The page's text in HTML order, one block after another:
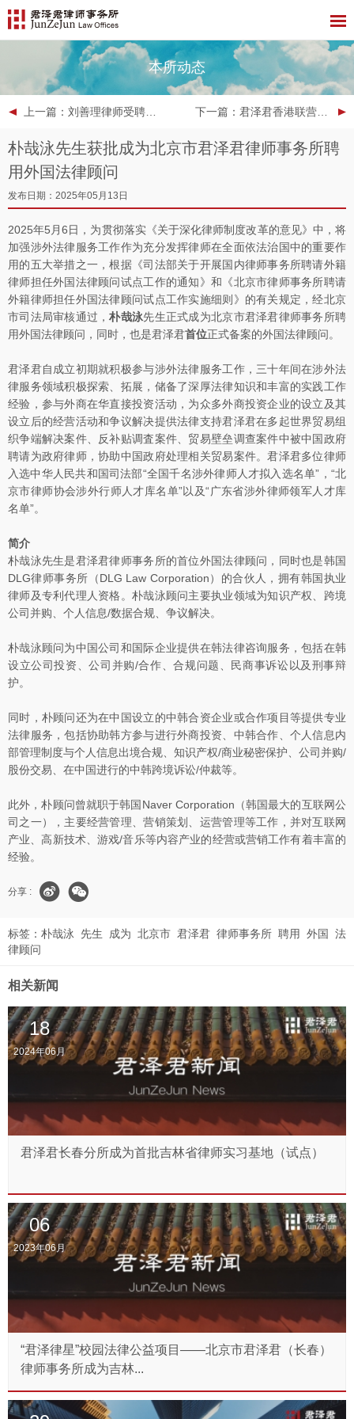
本所动态
上一篇 ：刘善理律师受聘为“福州市中级人民法院商事纠纷特邀调解员”兼“福州法院营商环境观察员” 下一篇 ：君泽君香港联营所荣获ALB Asia 2025香港精品律所
朴哉泳先生获批成为北京市君泽君律师事务所聘
用外国法律顾问
发布日期：2025年05月13日
2025年5月6日，为贯彻落实《关于深化律师制度改革的意见》中，将
加强涉外法律服务工作作为充分发挥律师在全面依法治国中的重要作
用的五大举措之一，根据《司法部关于开展国内律师事务所聘请外籍
律师担任外国法律顾问试点工作的通知》和《北京市律师事务所聘请
外籍律师担任外国法律顾问试点工作实施细则》的有关规定，经北京
市司法局审核通过，朴哉泳先生正式成为北京市君泽君律师事务所聘
用外国法律顾问，同时，也是君泽君首位正式备案的外国法律顾问。
君泽君自成立初期就积极参与涉外法律服务工作，三十年间在涉外法
律服务领域积极探索、拓展，储备了深厚法律知识和丰富的实践工作
经验，参与外商在华直接投资活动，为众多外商投资企业的设立及其
设立后的经营活动和争议解决提供法律支持君泽君在多起世界贸易组
织争端解决案件、反补贴调査案件、贸易壁垒调查案件中被中国政府
聘请为政府律师，协助中国政府处理相关贸易案件。君泽君多位律师
入选中华人民共和国司法部“全国千名涉外律师人才拟入选名单”，“北
京市律师协会涉外行师人才库名单”以及“广东省涉外律师领军人才库
名单”。
简介
朴哉泳先生是君泽君律师事务所的首位外国法律顾问，同时也是韩国
DLG律师事务所（DLG Law Corporation）的合伙人，拥有韩国执业
律师及专利代理人资格。朴哉泳顾问主要执业领域为知识产权、跨境
公司并购、个人信息/数据合规、争议解决。
朴哉泳顾问为中国公司和国际企业提供在韩法律咨询服务，包括在韩
设立公司投资、公司并购/合作、合规问题、民商事诉讼以及刑事辩
护。
同时，朴顾问还为在中国设立的中韩合资企业或合作项目等提供专业
法律服务，包括协助韩方参与进行外商投资、中韩合作、个人信息内
部管理制度与个人信息出境合规、知识产权/商业秘密保护、公司并购/
股份交易、在中国进行的中韩跨境诉讼/仲裁等。
此外，朴顾问曾就职于韩国Naver Corporation（韩国最大的互联网公
司之一），主要经营管理、营销策划、运营管理等工作，并对互联网
产业、高新技术、游戏/音乐等内容产业的经营或营销工作有着丰富的
经验。
分享 :
标签： 朴哉泳 先生 成为 北京市 君泽君 律师事务所 聘用 外国
法
律顾问
相关新闻
18
2024年06月
君泽君长春分所成为首批吉林省律师实习基地（试点）
06
2023年06月
“君泽律星”校园法律公益项目——北京市君泽君（长春）
律师事务所成为吉林...